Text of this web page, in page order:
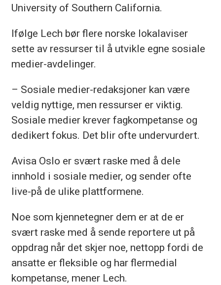
University of Southern California.
Ifølge Lech bør flere norske lokalaviser
sette av ressurser til å utvikle egne sosiale
medier-avdelinger.
– Sosiale medier-redaksjoner kan være
veldig nyttige, men ressurser er viktig.
Sosiale medier krever fagkompetanse og
dedikert fokus. Det blir ofte undervurdert.
Avisa Oslo er svært raske med å dele
innhold i sosiale medier, og sender ofte
live-på de ulike plattformene.
Noe som kjennetegner dem er at de er
svært raske med å sende reportere ut på
oppdrag når det skjer noe, nettopp fordi de
ansatte er fleksible og har flermedial
kompetanse, mener Lech.